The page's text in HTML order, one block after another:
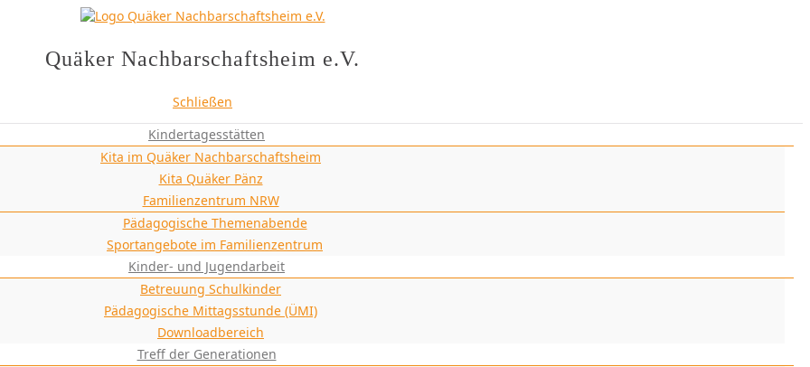
Quäker Nachbarschaftsheim e.V.
Schließen
Kindertagesstätten
Kita im Quäker Nachbarschaftsheim
Kita Quäker Pänz
Familienzentrum NRW
Pädagogische Themenabende
Sportangebote im Familienzentrum
Kinder- und Jugendarbeit
Betreuung Schulkinder
Pädagogische Mittagsstunde (ÜMI)
Downloadbereich
Treff der Generationen